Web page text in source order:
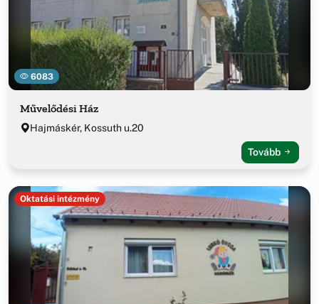
6083
Művelődési Ház
Hajmáskér, Kossuth u.20
Tovább
Oktatási intézmény